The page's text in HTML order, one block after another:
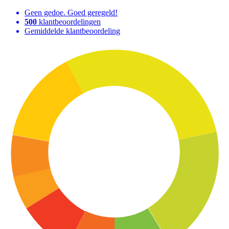
Geen gedoe. Goed geregeld!
500 klantbeoordelingen
Gemiddelde klantbeoordeling